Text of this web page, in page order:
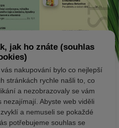
jak ho znáte (souhlas
nakupování bylo co nejlepší
stránkách rychle našli to, co
a nezobrazovaly se vám
nezajímají. Abyste web viděli
a nemuseli se pokaždé
potřebujeme souhlas se